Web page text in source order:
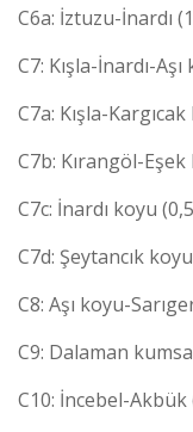
C6a: İztuzu-İnardı
C7: Kışla-İnardı-
C7a: Kışla-
C7b: Kırangöl-
C7c: İnardı koyu
C7d: Şeytancık
C8: Aşı koyu-
C9: Dalaman
C10: İncebel-Akbük